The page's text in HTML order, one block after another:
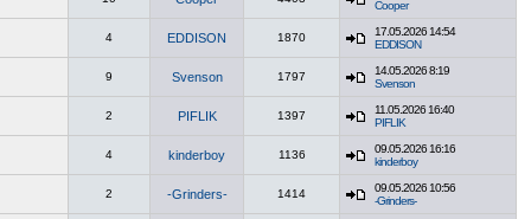
Cooper
4 EDDISON 1870
17.05.2026 14:54
EDDISON
9 Svenson 1797
14.05.2026 8:19
Svenson
2 PIFLIK 1397
11.05.2026 16:40
PIFLIK
4 kinderboy 1136
09.05.2026 16:16
kinderboy
2 -Grinders- 1414
09.05.2026 10:56
-Grinders-